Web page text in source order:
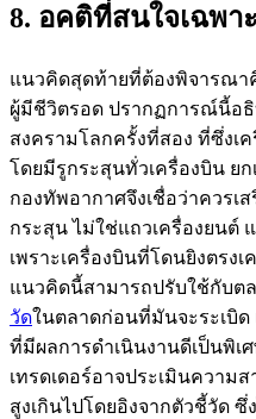
8. อคติที่สนใจเฉพา
แนวคิดสุดท้ายที่ต้องพิจารณา
ผู้มีชีวิตรอด ปรากฏการณ์นี้อธิ
สงครามโลกครั้งที่สอง ที่ซึ่งเ
โดยมีรูกระสุนทั่วเครื่องบิน ยก
กองทัพอากาศจึงเชื่อว่าควร
กระสุน ไม่ใช่แถวเครื่องยนต์
เพราะเครื่องบินที่โดนยิงตรง
แนวคิดนี้สามารถปรับใช้กับต
วัดในตลาดก่อนที่มันจะระเบิด
ที่มีผลการดำเนินงานดีเป็นพิ
เทรดเดอร์อาจประเมินความ
สูงเกินไปโดยอิงจากตัวชี้วัด